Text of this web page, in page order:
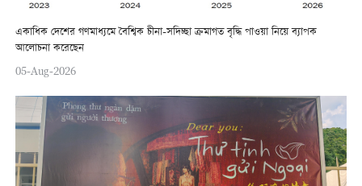
একাধিক দেশের গণমাধ্যমে বৈশ্বিক চীনা-সদিচ্ছা ক্রমাগত বৃদ্ধি পাওয়া নিয়ে ব্যাপক
আলোচনা করেছেন
05-Aug-2026